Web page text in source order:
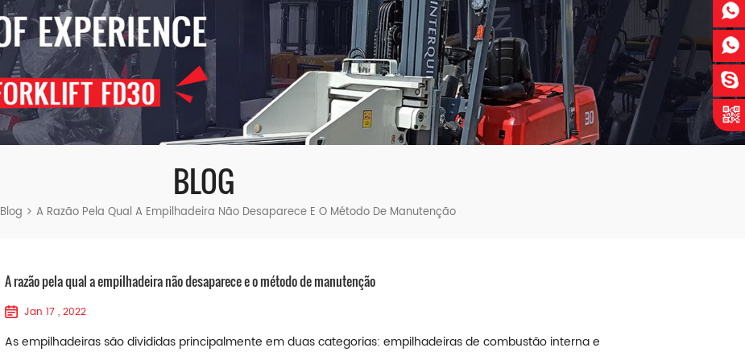
BLOG
Blog A Razão Pela Qual A Empilhadeira Não Desaparece E O Método De Manutenção
A razão pela qual a empilhadeira não desaparece e o método de manutenção
Jan 17 , 2022
As empilhadeiras são divididas principalmente em duas categorias: empilhadeiras de combustão interna e